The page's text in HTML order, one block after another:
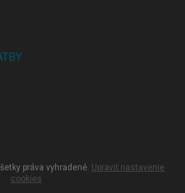
práva vyhradené. Upraviť nastavenie
cookies